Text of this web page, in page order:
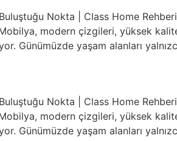
Nokta | Class Home
modern çizgileri, yüksek
Günümüzde yaşam alanları
Nokta | Class Home
modern çizgileri, yüksek
Günümüzde yaşam alanları